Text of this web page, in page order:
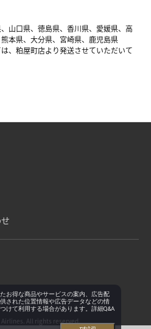
山口県、徳島県、香川県、愛媛県、高
本県、大分県、宮崎県、鹿児島県
、粕屋町店より発送させていただいて
All rights reserved.
お得な商品やサービスの案内、広告配
された位置情報や広告データなどの情
けて利用する場合があります。詳細Q&A